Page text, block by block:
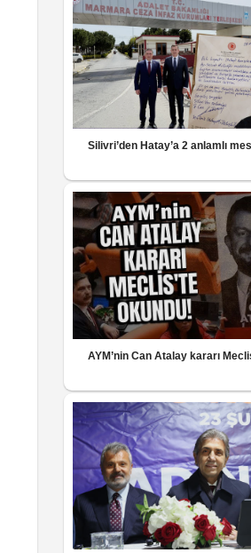
Silivri’den Hatay’a 2 anlamlı
AYM’nin Can Atalay kararı